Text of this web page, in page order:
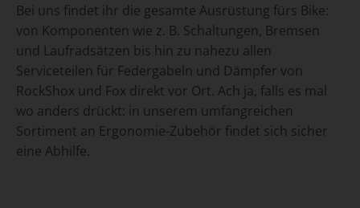
Bei uns findet ihr die gesamte Ausrüstung fürs Bike:
von Komponenten wie z. B. Schaltungen, Bremsen
und Laufradsätzen bis hin zu nahezu allen
Serviceteilen für Federgabeln und Dämpfer von
RockShox und Fox direkt vor Ort. Ach ja, falls es mal
wo anders drückt: in unserem umfangreichen
Sortiment an Ergonomie-Zubehör findet sich sicher
eine Abhilfe.